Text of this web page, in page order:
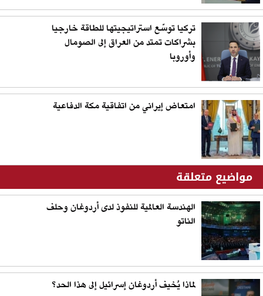
تركيا توسّع استراتيجيتها للطاقة خارجيا
بشراكات تمتد من العراق إلى الصومال
وأوروبا
امتعاض إيراني من اتفاقية مكة الدفاعية
مواضيع متعلقة
الهندسة العالمية للنفوذ لدى أردوغان وحلف
الناتو
لماذا يُخيف أردوغان إسرائيل إلى هذا الحد؟